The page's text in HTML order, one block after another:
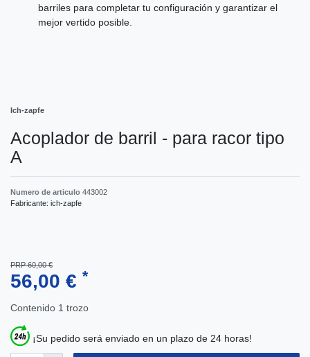
barriles para completar tu configuración y garantizar el
mejor vertido posible.
Ich-zapfe
Acoplador de barril - para racor tipo
A
Numero de articulo 443002
Fabricante: ich-zapfe
PRP 60,00 €
56,00 € *
Contenido 1 trozo
¡Su pedido será enviado en un plazo de 24 horas!